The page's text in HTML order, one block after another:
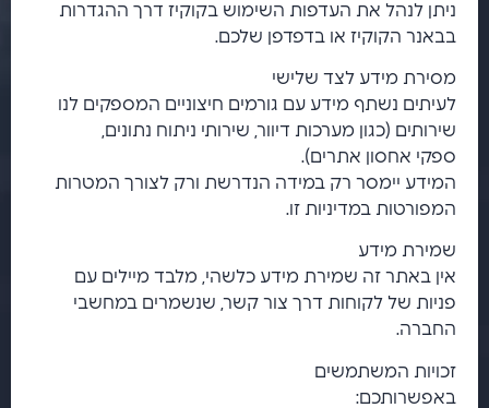
ניתן לנהל את העדפות השימוש בקוקיז דרך ההגדרות
בבאנר הקוקיז או בדפדפן שלכם.
מסירת מידע לצד שלישי
לעיתים נשתף מידע עם גורמים חיצוניים המספקים לנו
שירותים (כגון מערכות דיוור, שירותי ניתוח נתונים,
ספקי אחסון אתרים).
המידע יימסר רק במידה הנדרשת ורק לצורך המטרות
המפורטות במדיניות זו.
שמירת מידע
אין באתר זה שמירת מידע כלשהי, מלבד מיילים עם
פניות של לקוחות דרך צור קשר, שנשמרים במחשבי
החברה.
זכויות המשתמשים
באפשרותכם: